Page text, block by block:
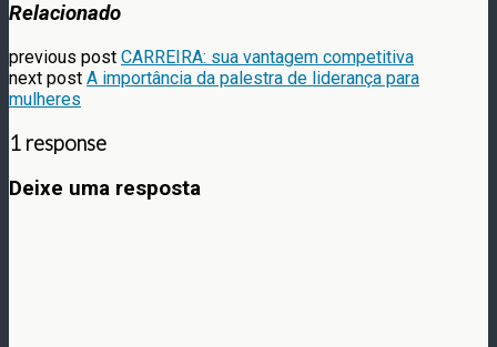
Relacionado
previous post CARREIRA: sua vantagem competitiva
next post A importância da palestra de liderança para
mulheres
1 response
Deixe uma resposta